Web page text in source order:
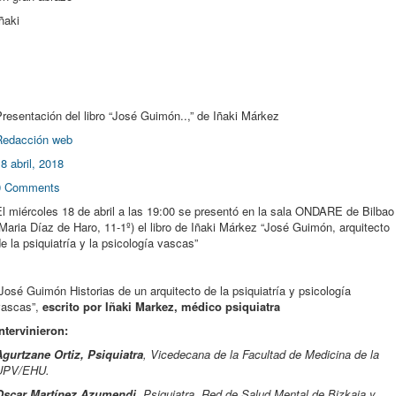
del libro “José Guimón..,” de Iñaki Márkez
web
abril, 2018
Comments
miércoles 18 de abril a las 19:00 se presentó en la sala ONDARE de Bilbao
Díaz de Haro, 11-1º) el libro de Iñaki Márkez “José Guimón, arquitecto
la psiquiatría y la psicología vascas”
Guimón Historias de un arquitecto de la psiquiatría y psicología
escrito por Iñaki Markez, médico psiquiatra
Ortiz, Psiquiatra, Vicedecana de la Facultad de Medicina de la
EHU.